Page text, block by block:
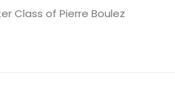
Class of Pierre Boulez